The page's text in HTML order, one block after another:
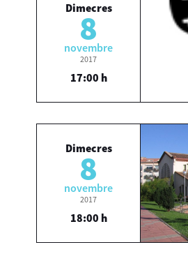
Dimecres
8
novembre
2017
17:00 h
Dimecres
8
novembre
2017
18:00 h